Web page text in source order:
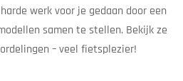
werk voor je gedaan door een
samen te stellen. Bekijk ze
– veel fietsplezier!